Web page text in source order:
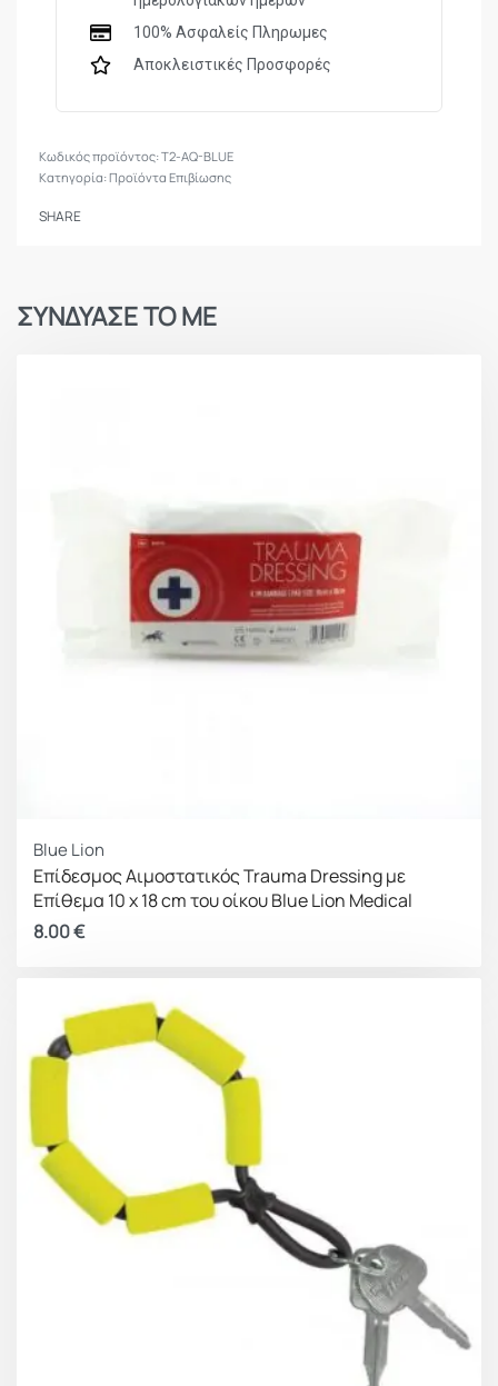
Βάρος 80gr100% Ασφαλείς Πληρωμες
Αποκλειστικές Προσφορές
T2-AQ-BLUE
Κατηγορία:Προϊόντα Επιβίωσης
SHARE
ΣΥΝΔΥΑΣΕ ΤΟ ΜΕ
Blue Lion
Επίδεσμος Αιμοστατικός Trauma Dressing με
Επίθεμα 10 x 18 cm του οίκου Blue Lion Medical
8.00€